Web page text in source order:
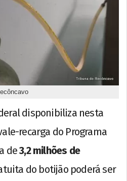
disponibiliza nesta
recarga do Programa
de3,2 milhões de
do botijão poderá ser